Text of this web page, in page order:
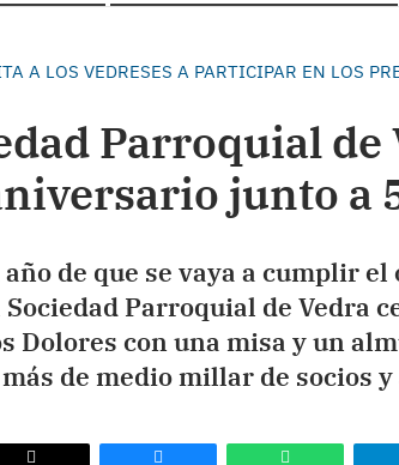
A LOS VEDRESES A PARTICIPAR EN LOS
Parroquial de
junto a
de que se vaya a cumplir
Parroquial de Vedra
Dolores con una misa y un
de medio millar de socios